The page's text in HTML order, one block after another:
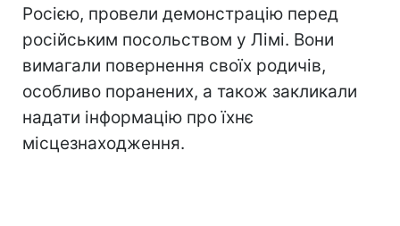
Росією, провели демонстрацію перед
російським посольством у Лімі. Вони
вимагали повернення своїх родичів,
особливо поранених, а також закликали
надати інформацію про їхнє
місцезнаходження.